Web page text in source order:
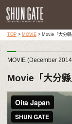
TOP> MOVIE> Movie「大分縣
MOVIE (December
Movie「大分縣